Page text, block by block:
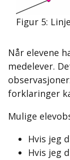
Figur 5:
Når elevene
medelever.
forklaringer
Mulige
Hvis jeg
Hvis jeg